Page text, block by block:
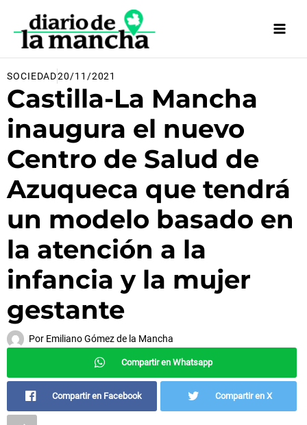
contenido
SOCIEDAD20/11/2021
Castilla-La Mancha
inaugura el nuevo
Centro de Salud de
Azuqueca que tendrá
un modelo basado en
la atención a la
infancia y la mujer
gestante
Por Emiliano Gómez de la Mancha
Compartir en Whatsapp
Compartir en Facebook Compartir en X